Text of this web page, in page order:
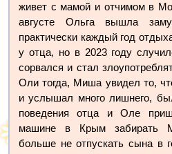
живет с мамой и отчимом в
августе Ольга вышла
практически каждый год
у отца, но в 2023 году
сорвался и стал
Оли тогда, Миша увидел то,
и услышал много лишнего,
поведения отца и Оле
машине в Крым забирать
больше не отпускать сына в